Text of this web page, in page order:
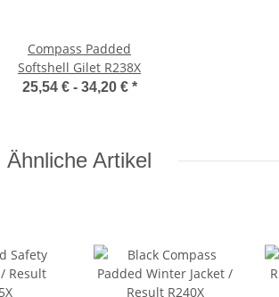
Compass Padded
Softshell Gilet R238X
25,54 € - 34,20 € *
Ähnliche Artikel